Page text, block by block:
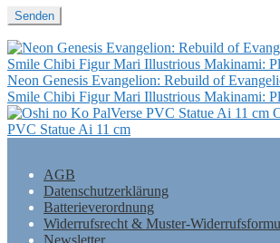
Neon Genesis Evangelion: Rebuild of
Smile Chibi Figur Mari Illustrious Makinami:
PVC Statue Ai 11 cm
AGB
Datenschutzerklärung
Batterieverordnung
Widerrufsrecht & Muster-
Newsletter